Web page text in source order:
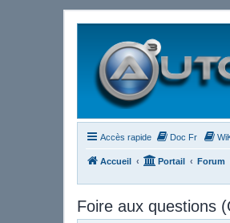
Accès rapide Doc Fr
Accueil Portail Forum
Foire aux questions